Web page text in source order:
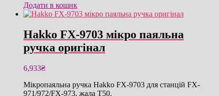
Додати в кошик
Hakko FX-9703 мікро паяльна
ручка оригінал
6,933₴
Мікропаяльна ручка Hakko FX-9703 для станцій FX-
971/972/FX-973, жала T50.